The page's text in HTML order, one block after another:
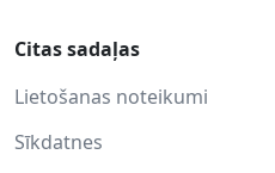
Citas sadaļas
Lietošanas noteikumi
Sīkdatnes